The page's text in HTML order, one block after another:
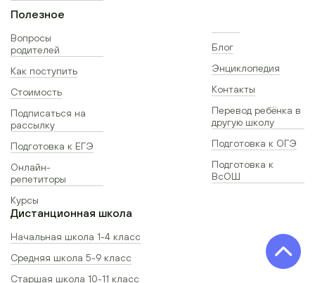
Полезное
Вопросы
родителей
Как поступить
Стоимость
Подписаться на
рассылку
Подготовка к ЕГЭ
Онлайн-
репетиторы
Курсы
Блог
Энциклопедия
Контакты
Перевод ребёнка в
другую школу
Подготовка к ОГЭ
Подготовка к
ВсОШ
Дистанционная школа
Начальная школа 1-4 класс
Средняя школа 5-9 класс
Старшая школа 10-11 класс